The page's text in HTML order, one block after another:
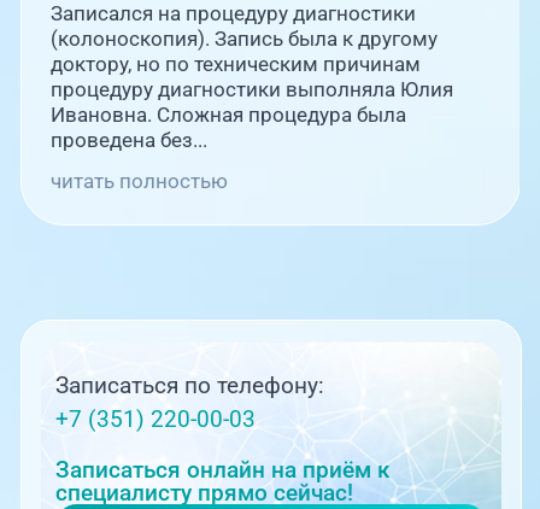
Записался на процедуру диагностики
(колоноскопия). Запись была к другому
доктору, но по техническим причинам
процедуру диагностики выполняла Юлия
Ивановна. Сложная процедура была
проведена без...
читать полностью
Записаться по телефону:
+7 (351) 220-00-03
Записаться онлайн на приём к
специалисту прямо сейчас!